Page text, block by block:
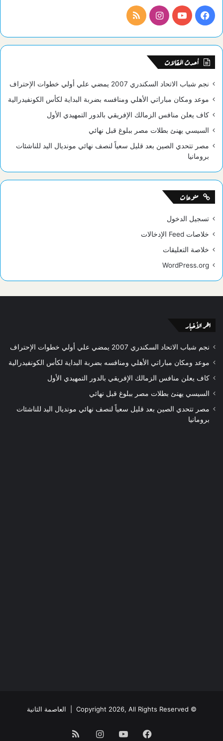
فيسبوكيوتيوبانستقرامملخص
الموقع
أحدث المقالات
نجم شباب الاتحاد السكندري 2007 يمضي علي أولي خطوات الإحتراف
موعد ومكان مباراتي الأهلي ومنافسه بضربة البداية لكأس الكونفيدرالية
كاف يعلن منافس الزمالك الإفريقي بالدور التمهيدي الأول
السيسي يهنئ بطلات مصر ببلوغ قبل نهائي
مصر تتحدي الصين بعد قليل سعياً لنصف نهائي مونديال اليد للناشئات
برومانيا
منوعات
تسجيل الدخول
خلاصات Feed الإدخالات
خلاصة التعليقات
WordPress.org
اخر الأخبار
نجم شباب الاتحاد السكندري 2007 يمضي علي أولي خطوات الإحتراف
موعد ومكان مباراتي الأهلي ومنافسه بضربة البداية لكأس الكونفيدرالية
كاف يعلن منافس الزمالك الإفريقي بالدور التمهيدي الأول
السيسي يهنئ بطلات مصر ببلوغ قبل نهائي
مصر تتحدي الصين بعد قليل سعياً لنصف نهائي مونديال اليد للناشئات
برومانيا
© Copyright 2026, All Rights Reserved | العاصمة الثانية
فيسبوكيوتيوبانستقرامملخص